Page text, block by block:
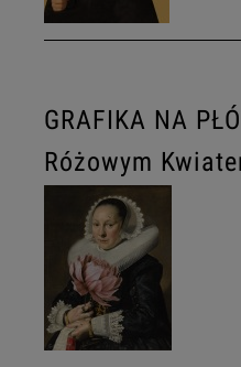
GRAFIKA NA
Różowym